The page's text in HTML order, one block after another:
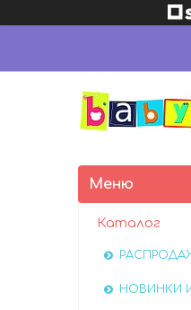
Каталог
НОВИНКИ